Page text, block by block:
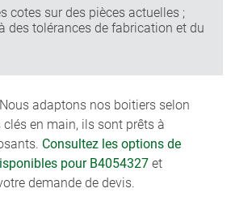
cotes sur des pièces actuelles ;
des tolérances de fabrication et du
Nous adaptons nos boitiers selon
en main, ils sont prêts à
Consultez les options de
pour B4054327 et
demande de devis.